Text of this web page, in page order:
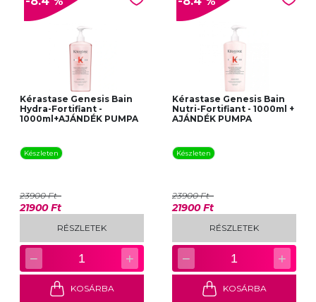
Kérastase Genesis Bain
Hydra-Fortifiant -
1000ml+AJÁNDÉK PUMPA
Készleten
23900 Ft
21900 Ft
RÉSZLETEK
− 1 +
KOSÁRBA
Kérastase Genesis Bain
Nutri-Fortifiant - 1000ml +
AJÁNDÉK PUMPA
Készleten
23900 Ft
21900 Ft
RÉSZLETEK
− 1 +
KOSÁRBA